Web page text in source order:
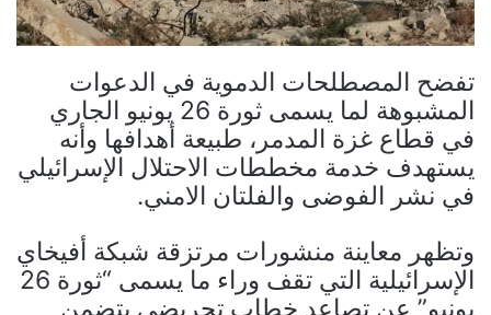
تفضح المصطلحات الدموية في الدعوات
المشبوهة لما يسمى ثورة 26 يونيو الجاري
في قطاع غزة المدمر، طبيعة أهدافها وأنه
يستهدف خدمة مخططات الاحتلال الإسرائيلي
في نشر الفوضى والفلتان الامني.
وتظهر معاينة منشورات مرتزقة شبكة أفيخاي
الإسرائيلية التي تقف وراء ما يسمى “ثورة 26
يونيو” عن تصاعد خطاب تحريضي يتضمن